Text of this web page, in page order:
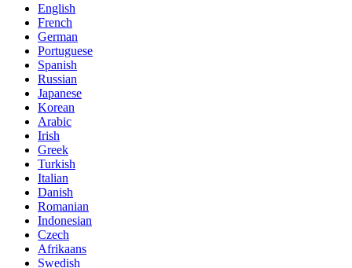
English
French
German
Portuguese
Spanish
Russian
Japanese
Korean
Arabic
Irish
Greek
Turkish
Italian
Danish
Romanian
Indonesian
Czech
Afrikaans
Swedish